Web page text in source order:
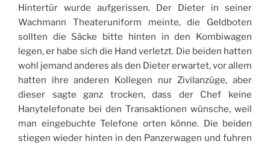
Hintertür wurde aufgerissen. Der Dieter in seiner
Wachmann Theateruniform meinte, die Geldboten
sollten die Säcke bitte hinten in den Kombiwagen
legen, er habe sich die Hand verletzt. Die beiden hatten
wohl jemand anderes als den Dieter erwartet, vor allem
hatten ihre anderen Kollegen nur Zivilanzüge, aber
dieser sagte ganz trocken, dass der Chef keine
Hanytelefonate bei den Transaktionen wünsche, weil
man eingebuchte Telefone orten könne. Die beiden
stiegen wieder hinten in den Panzerwagen und fuhren